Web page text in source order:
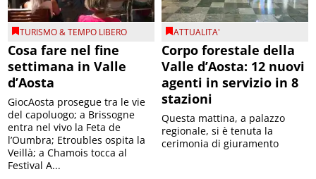
TURISMO & TEMPO LIBERO
Cosa fare nel fine
settimana in Valle
d’Aosta
GiocAosta prosegue tra le vie
del capoluogo; a Brissogne
entra nel vivo la Feta de
l’Oumbra; Etroubles ospita la
Veillà; a Chamois tocca al
Festival A...
ATTUALITA'
Corpo forestale della
Valle d’Aosta: 12 nuovi
agenti in servizio in 8
stazioni
Questa mattina, a palazzo
regionale, si è tenuta la
cerimonia di giuramento